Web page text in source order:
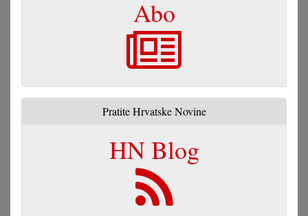
Abo
Pratite Hrvatske Novine
HN Blog